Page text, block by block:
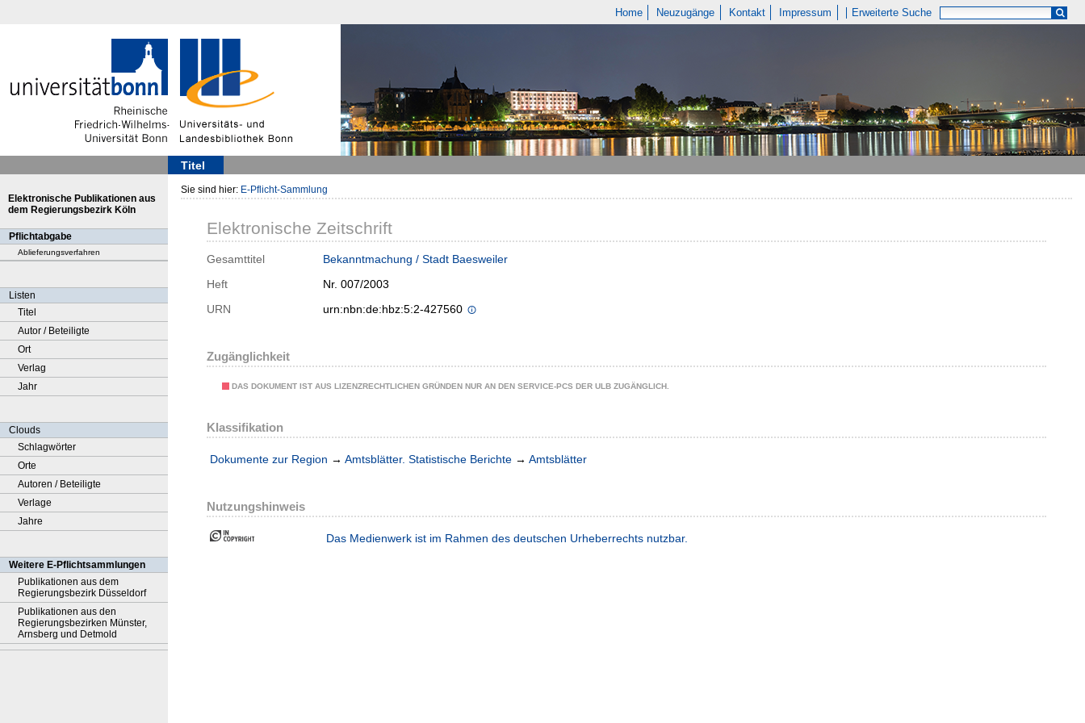
Home Neuzugänge Kontakt Impressum Erweiterte Suche
Titel
Elektronische Publikationen aus
dem Regierungsbezirk Köln
Pflichtabgabe
Ablieferungsverfahren
Listen
Titel
Autor / Beteiligte
Ort
Verlag
Jahr
Clouds
Schlagwörter
Orte
Autoren / Beteiligte
Verlage
Jahre
Weitere E-Pflichtsammlungen
Publikationen aus dem
Regierungsbezirk Düsseldorf
Publikationen aus den
Regierungsbezirken Münster,
Arnsberg und Detmold
Sie sind hier: E-Pflicht-Sammlung
Elektronische Zeitschrift
Gesamttitel
Bekanntmachung / Stadt Baesweiler
Heft
Nr. 007/2003
URN
urn:nbn:de:hbz:5:2-427560
Zugänglichkeit
DAS DOKUMENT IST AUS LIZENZRECHTLICHEN GRÜNDEN NUR AN DEN SERVICE-PCS DER ULB ZUGÄNGLICH.
Klassifikation
Dokumente zur Region → Amtsblätter. Statistische Berichte → Amtsblätter
Nutzungshinweis
Das Medienwerk ist im Rahmen des deutschen Urheberrechts nutzbar.